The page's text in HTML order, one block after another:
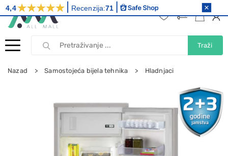
Traži
Nazad Samostojeća bijela tehnika Hladnjaci
4,4 Recenzija:71